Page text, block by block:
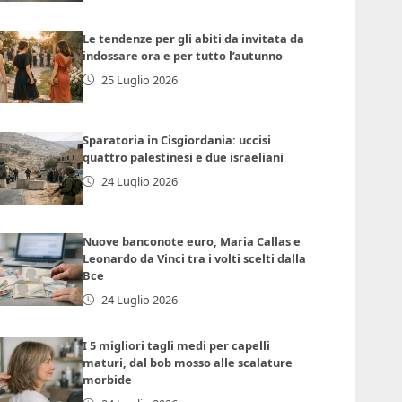
Le tendenze per gli abiti da invitata da
indossare ora e per tutto l’autunno
25 Luglio 2026
Sparatoria in Cisgiordania: uccisi
quattro palestinesi e due israeliani
24 Luglio 2026
Nuove banconote euro, Maria Callas e
Leonardo da Vinci tra i volti scelti dalla
Bce
24 Luglio 2026
I 5 migliori tagli medi per capelli
maturi, dal bob mosso alle scalature
morbide